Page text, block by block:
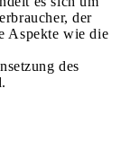
der
Aspekte wie die
des